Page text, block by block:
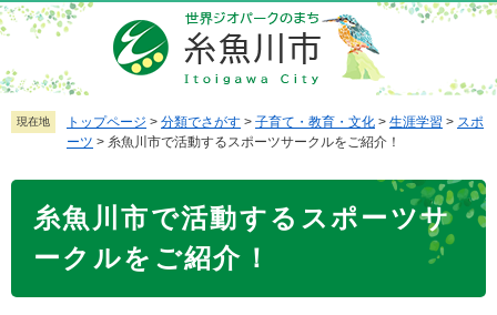
ペ
ー
ジ
の
先
メ
ニ
ュ
ー
を現在地 トップページ > 分類でさがす > 子育て・教育・文化 > 生涯学習 > スポ
ーツ > 糸魚川市で活動するスポーツサークルをご紹介！
糸魚川市で活動するスポーツサ
ークルをご紹介！